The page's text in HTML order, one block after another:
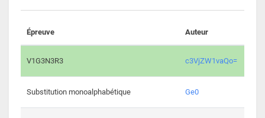
Épreuve Auteur
V1G3N3R3 c3VjZW1vaQo=
Substitution monoalphabétique Ge0